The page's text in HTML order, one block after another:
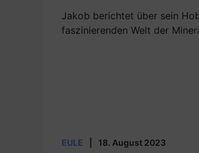
Jakob berichtet über sein
faszinierenden Welt der
EULE 18. August 2023